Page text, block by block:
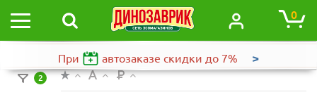
0
При автозаказе скидки до 7% >
2